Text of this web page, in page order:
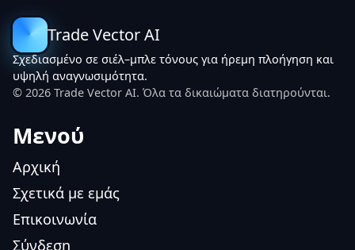
Trade Vector AI
Σχεδιασμένο σε σιέλ–μπλε τόνους για ήρεμη πλοήγηση και
υψηλή αναγνωσιμότητα.
© 2026 Trade Vector AI. Όλα τα δικαιώματα διατηρούνται.
Μενού
Αρχική
Σχετικά με εμάς
Επικοινωνία
Σύνδεση